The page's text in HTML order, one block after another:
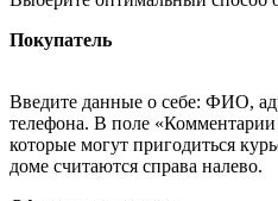
Покупатель
Введите данные о себе: ФИО,
телефона. В поле «Комментарии
которые могут пригодиться
доме считаются справа налево.